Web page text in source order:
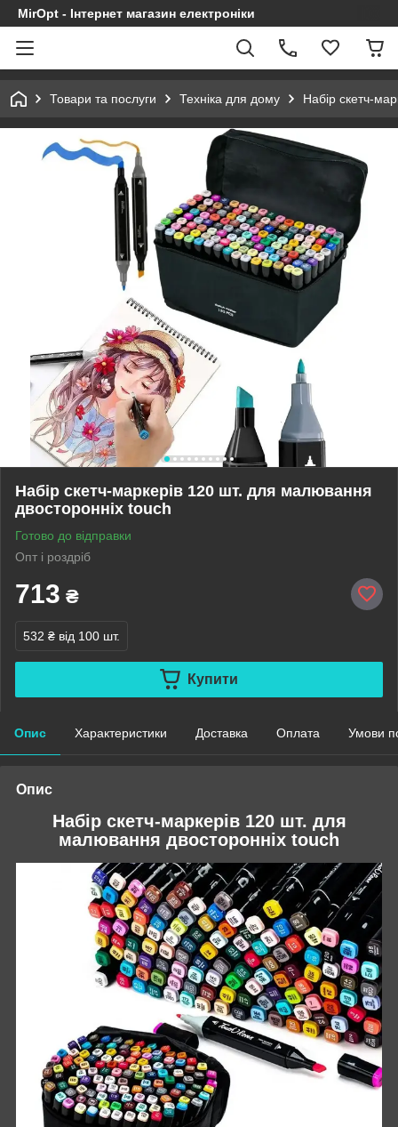
MirOpt - Інтернет магазин електроніки
Товари та послуги Техніка для дому Набір скетч-
Набір скетч-маркерів 120 шт. для малювання
двосторонніх touch
Готово до відправки
Опт і роздріб
713 ₴
532 ₴ від 100 шт.
Купити
Опис Характеристики Доставка Оплата Умови
Опис
Набір скетч-маркерів 120 шт. для
малювання двосторонніх touch